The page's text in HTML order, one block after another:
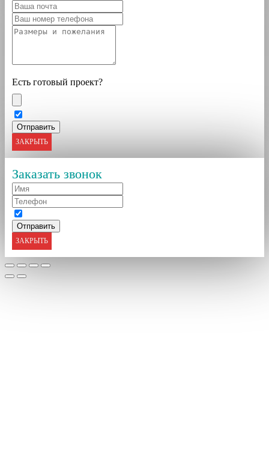
Есть готовый проект?
ЗАКРЫТЬ
Заказать звонок
ЗАКРЫТЬ